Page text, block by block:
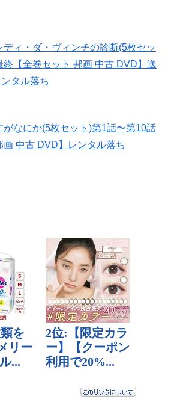
ディ・ダ・ヴィンチの診断(5枚セッ
終【全巻セット 邦画 中古 DVD】送
タル落ち
がなにか(5枚セット)第1話〜第10話
中古 DVD】レンタル落ち